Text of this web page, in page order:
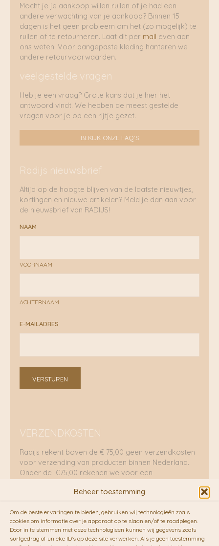
Beheer toestemming
Om de beste ervaringen te bieden, gebruiken wij technologieën zoals
cookies om informatie over je apparaat op te slaan en/of te raadplegen.
Door in te stemmen met deze technologieën kunnen wij gegevens zoals
surfgedrag of unieke ID's op deze site verwerken. Als je geen toestemming
Mocht je je aankoop willen ruilen of je had een
andere verwachting van je aankoop? Binnen 15
dagen is het geen probleem om het (zo mogelijk) te
ruilen of te retourneren. Laat dit per mail even aan
ons weten. Voor aangepaste kleding hanteren we
andere retourvoorwaarden.
veelgestelde vragen
Heb je een vraag? Grote kans dat je hier het
antwoord vindt. We hebben de meest gestelde
vragen voor je op een rijtje gezet.
BEKIJK ONZE FAQ'S
Radijs nieuwsbrief
Altijd op de hoogte blijven van de laatste nieuwtjes,
kortingen en nieuwe artikelen? Meld je dan aan voor
de nieuwsbrief van RADIJS!
NAAM
VOORNAAM
ACHTERNAAM
E-MAILADRES
VERSTUREN
VERZENDKOSTEN
Radijs rekent boven de € 75,00 geen verzendkosten
voor verzending van producten binnen Nederland.
Onder de €75,00 rekenen we voor een
RADIJS werkt samen met de duurzame bezorgdienst
vanFietskoeriers.nl. Pakketten (mits voorradig) voor
10.00 uur besteld op een doordeweekse dag,